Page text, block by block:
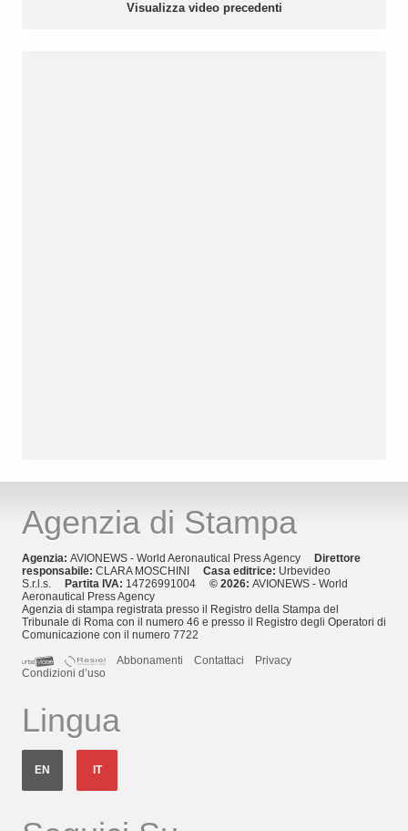
Visualizza video precedenti
Agenzia di Stampa
Agenzia: AVIONEWS - World Aeronautical Press Agency
Direttore
responsabile: CLARA MOSCHINI Casa editrice: Urbevideo
S.r.l.s.
Partita IVA: 14726991004 © 2026: AVIONEWS - World
Aeronautical Press Agency
Agenzia di stampa registrata presso il Registro della Stampa del
Tribunale di Roma con il numero 46 e presso il Registro degli Operatori di
Comunicazione con il numero 7722
Abbonamenti
Contattaci
Privacy
Condizioni d’uso
Lingua
EN IT